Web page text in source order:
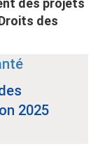
des projets
des
2025